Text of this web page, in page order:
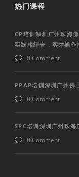
热门课程
CP培训深圳广州珠海
实践相结合，实际操作
0 Comment
PPAP培训深圳广州佛
0 Comment
SPC培训深圳广州珠
0 Comment